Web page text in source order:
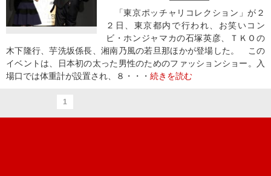
「東京ポッチャリコレクション」が２
２日、東京都内で行われ、お笑いコン
ビ・ホンジャマカの石塚英彦、ＴＫＯの
木下隆行、芋洗坂係長、湘南乃風の若旦那ほかが登場した。 この
イベントは、日本初の太った男性のためのファッションショー。入
場口では体重計が設置され、８・・・ 続きを読む
1